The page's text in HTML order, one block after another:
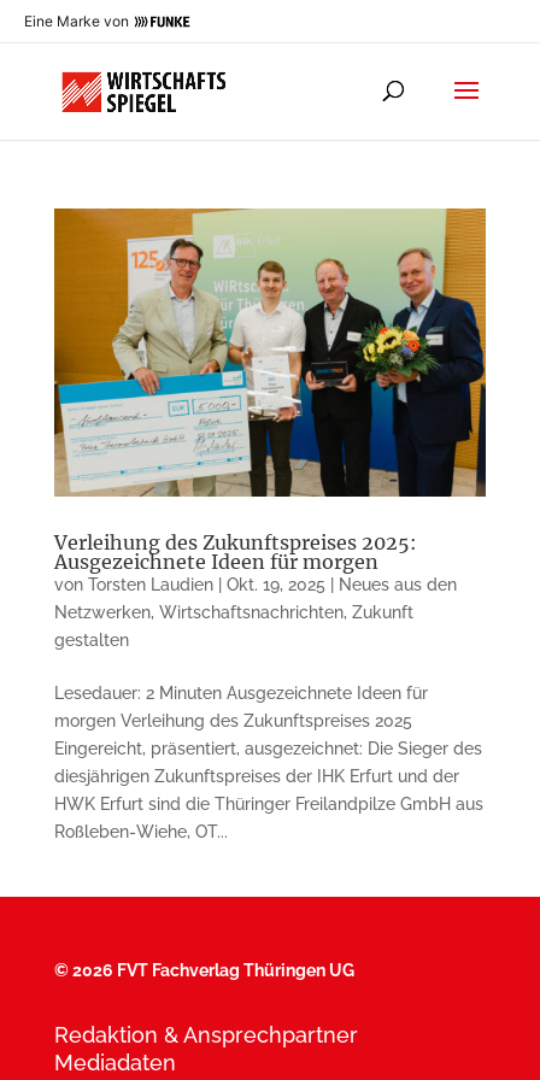
Eine Marke von
Verleihung des Zukunftspreises 2025:
Ausgezeichnete Ideen für morgen
von Torsten Laudien| Okt. 19, 2025
Neues aus den
Netzwerken, Wirtschaftsnachrichten, Zukunft
gestalten
Lesedauer: 2 Minuten Ausgezeichnete Ideen für
morgen Verleihung des Zukunftspreises 2025
Eingereicht, präsentiert, ausgezeichnet: Die Sieger des
diesjährigen Zukunftspreises der IHK Erfurt und der
HWK Erfurt sind die Thüringer Freilandpilze GmbH aus
Roßleben-Wiehe, OT...
©2026 FVT Fachverlag Thüringen UG
Redaktion & Ansprechpartner
Mediadaten